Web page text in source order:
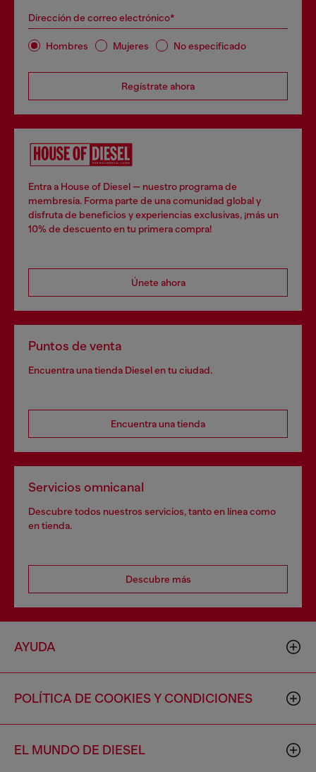
Dirección de correo electrónico*
Hombres Mujeres No especificado
Regístrate ahora
Entra a House of Diesel — nuestro programa de
membresía. Forma parte de una comunidad global y
disfruta de beneficios y experiencias exclusivas, ¡más un
10% de descuento en tu primera compra!
Únete ahora
Puntos de venta
Encuentra una tienda Diesel en tu ciudad.
Encuentra una tienda
Servicios omnicanal
Descubre todos nuestros servicios, tanto en línea como
en tienda.
Descubre más
AYUDA
POLÍTICA DE COOKIES Y CONDICIONES
EL MUNDO DE DIESEL